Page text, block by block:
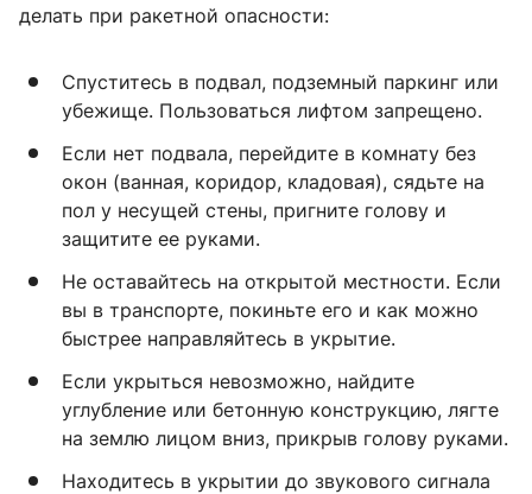
делать при ракетной опасности:
Спуститесь в подвал, подземный паркинг или
убежище. Пользоваться лифтом запрещено.
Если нет подвала, перейдите в комнату без
окон (ванная, коридор, кладовая), сядьте на
пол у несущей стены, пригните голову и
защитите ее руками.
Не оставайтесь на открытой местности. Если
вы в транспорте, покиньте его и как можно
быстрее направляйтесь в укрытие.
Если укрыться невозможно, найдите
углубление или бетонную конструкцию, лягте
на землю лицом вниз, прикрыв голову руками.
Находитесь в укрытии до звукового сигнала